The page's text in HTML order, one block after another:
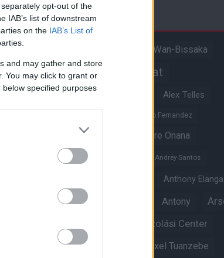
opt-out of the
IAB’s list of downstream
on the IAB’s List of
and may gather and store
You may click to grant or
specified purposes
Címkék
Aaron Wan-Bissaka
Akadémiai csapat
Alejandro Garnacho Alex Telles
Alvaro Fernandez
Amad Diallo
Andre Onana
Andreas Pereira
Andrey Santos
Anthony Elanga
Anthony Martial Antony
Átigazolási Center
Átigazolások Axel Tuanzebe